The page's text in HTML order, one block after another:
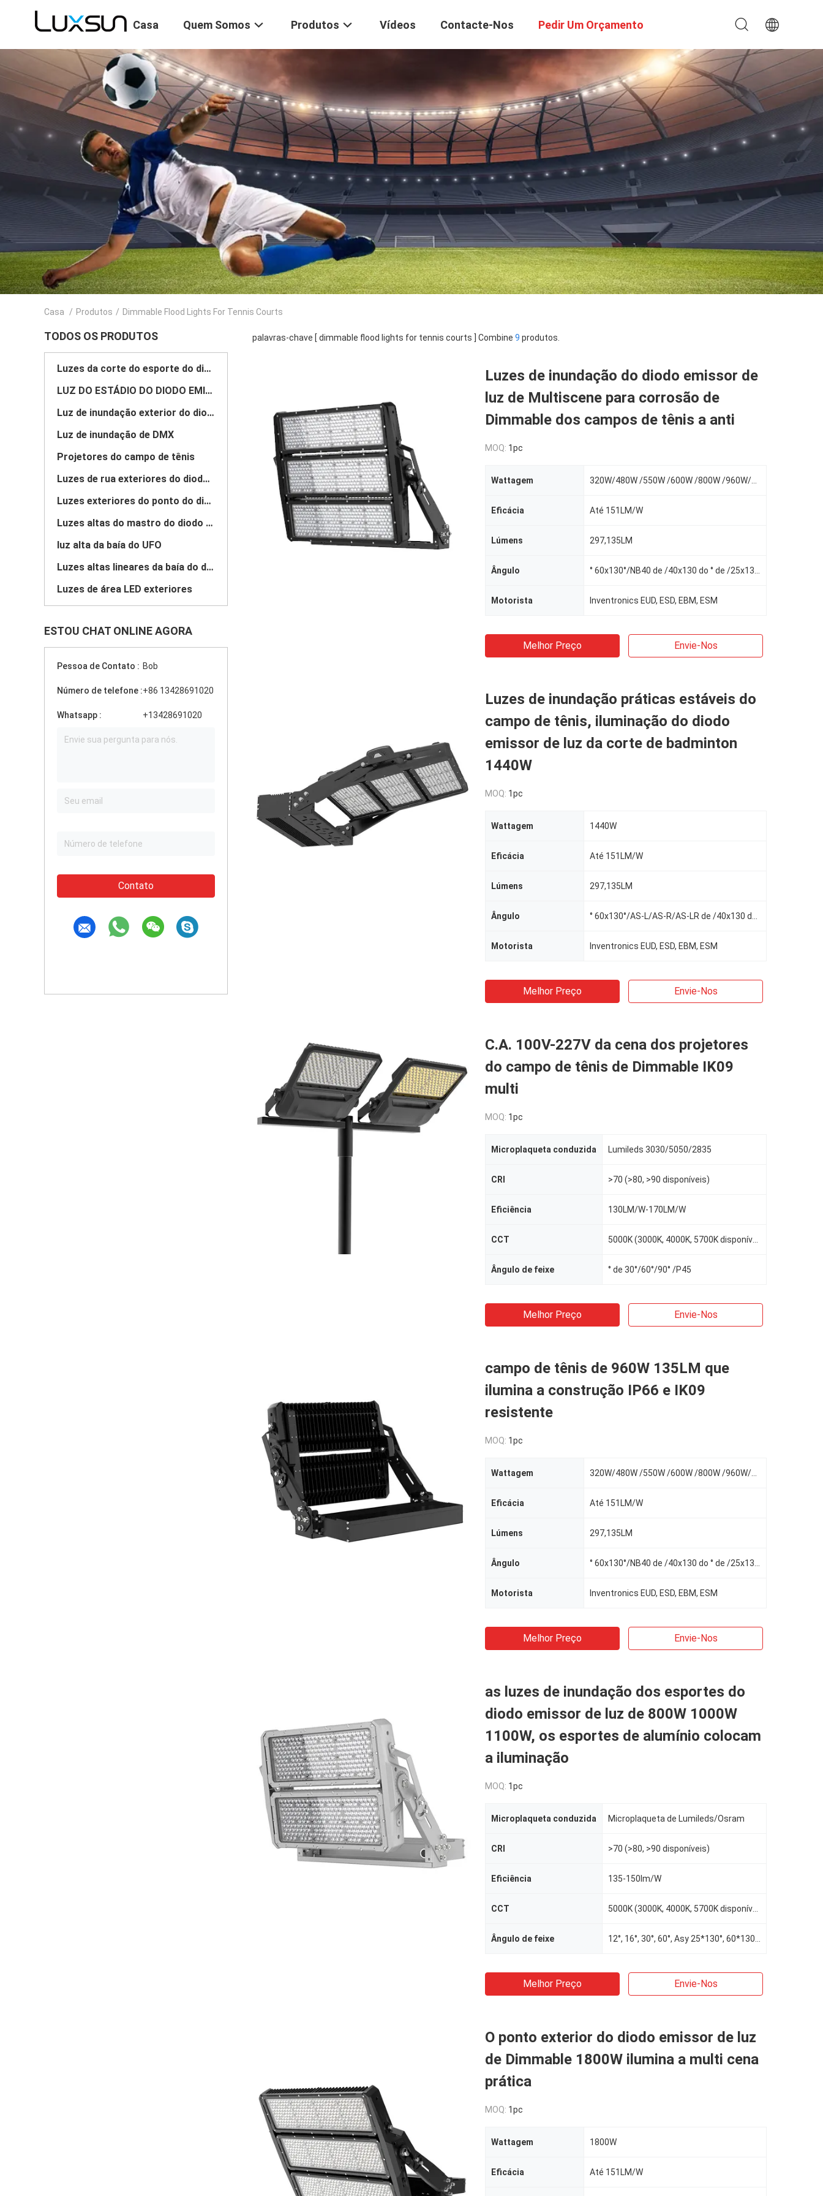
Casa Quem Somos Produtos Vídeos Contacte-Nos Pedir Um Orçamento
Casa / Produtos / Dimmable Flood Lights For Tennis Courts
TODOS OS PRODUTOS
Luzes da corte do esporte do diodo emissor de luz
LUZ DO ESTÁDIO DO DIODO EMISSOR DE LUZ
Luz de inundação exterior do diodo emissor de luz
Luz de inundação de DMX
Projetores do campo de tênis
Luzes de rua exteriores do diodo emissor de luz
Luzes exteriores do ponto do diodo emissor de luz
Luzes altas do mastro do diodo emissor de luz
luz alta da baía do UFO
Luzes altas lineares da baía do diodo emissor de luz
Luzes de área LED exteriores
ESTOU CHAT ONLINE AGORA
Pessoa de Contato : Bob
Número de telefone :+86 13428691020
Whatsapp : +13428691020
Contato
palavras-chave [ dimmable flood lights for tennis courts ] Combine 9 produtos.
Luzes de inundação do diodo emissor de
luz de Multiscene para corrosão de
Dimmable dos campos de tênis a anti
MOQ: 1pc
Wattagem
Eficácia Até 151LM/W
Lúmens 297,135LM
Ângulo
Motorista Inventronics EUD, ESD, EBM, ESM
Melhor Preço Envie-Nos
Luzes de inundação práticas estáveis do
campo de tênis, iluminação do diodo
emissor de luz da corte de badminton
1440W
MOQ: 1pc
Wattagem 1440W
Eficácia Até 151LM/W
Lúmens 297,135LM
Ângulo
Motorista Inventronics EUD, ESD, EBM, ESM
Melhor Preço Envie-Nos
C.A. 100V-227V da cena dos projetores
do campo de tênis de Dimmable IK09
multi
MOQ: 1pc
Microplaqueta conduzida Lumileds 3030/5050/2835
CRI >70 (>80, >90 disponíveis)
Eficiência 130LM/W-170LM/W
CCT
Ângulo de feixe ° de 30°/60°/90° /P45
Melhor Preço Envie-Nos
campo de tênis de 960W 135LM que
ilumina a construção IP66 e IK09
resistente
MOQ: 1pc
Wattagem
Eficácia Até 151LM/W
Lúmens 297,135LM
Ângulo
Motorista Inventronics EUD, ESD, EBM, ESM
Melhor Preço Envie-Nos
as luzes de inundação dos esportes do
diodo emissor de luz de 800W 1000W
1100W, os esportes de alumínio colocam
a iluminação
MOQ: 1pc
Microplaqueta conduzida Microplaqueta de Lumileds/Osram
CRI >70 (>80, >90 disponíveis)
Eficiência 135-150lm/W
CCT
Ângulo de feixe
Melhor Preço Envie-Nos
O ponto exterior do diodo emissor de luz
de Dimmable 1800W ilumina a multi cena
prática
MOQ: 1pc
Wattagem 1800W
Eficácia Até 151LM/W